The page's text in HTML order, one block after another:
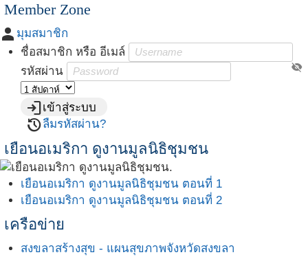
Member Zone
person มุมสมาชิก
ชื่อสมาชิก หรือ อีเมล์
รหัสผ่าน
visibility_off
loginเข้าสู่ระบบ
restoreลืมรหัสผ่าน?
เยือนอเมริกา ดูงานมูลนิธิชุมชน
เยือนอเมริกา ดูงานมูลนิธิชุมชน ตอนที่ 1
เยือนอเมริกา ดูงานมูลนิธิชุมชน ตอนที่ 2
เครือข่าย
สงขลาสร้างสุข - แผนสุขภาพจังหวัดสงขลา